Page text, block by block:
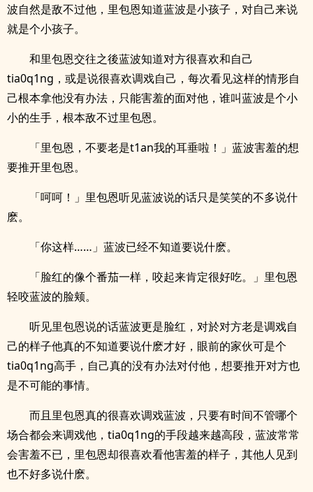
波自然是敌不过他，里包恩知道蓝波是小孩子，对自己来说
就是个小孩子。
和里包恩交往之後蓝波知道对方很喜欢和自己
tia0q1ng，或是说很喜欢调戏自己，每次看见这样的情形自
己根本拿他没有办法，只能害羞的面对他，谁叫蓝波是个小
小的生手，根本敌不过里包恩。
「里包恩，不要老是t1an我的耳垂啦！」蓝波害羞的想
要推开里包恩。
「呵呵！」里包恩听见蓝波说的话只是笑笑的不多说什
麽。
「你这样……」蓝波已经不知道要说什麽。
「脸红的像个番茄一样，咬起来肯定很好吃。」里包恩
轻咬蓝波的脸颊。
听见里包恩说的话蓝波更是脸红，对於对方老是调戏自
己的样子他真的不知道要说什麽才好，眼前的家伙可是个
tia0q1ng高手，自己真的没有办法对付他，想要推开对方也
是不可能的事情。
而且里包恩真的很喜欢调戏蓝波，只要有时间不管哪个
场合都会来调戏他，tia0q1ng的手段越来越高段，蓝波常常
会害羞不已，里包恩却很喜欢看他害羞的样子，其他人见到
也不好多说什麽。